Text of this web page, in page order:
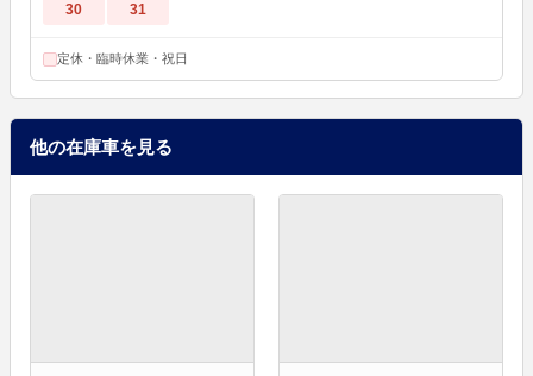
30
31
定休・臨時休業・祝日
他の在庫車を見る